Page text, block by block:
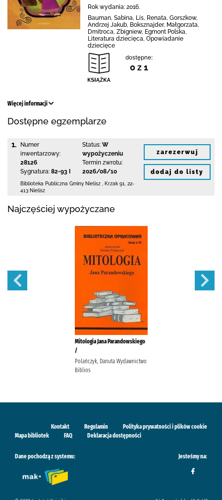
Rok wydania: 2016.
Bauman, Sabina, Lis, Renata, Gorszkow,
Andrzej Jakub, Boksznajder, Małgorzata,
Dmitroca, Zbigniew, Egmont Polska,
Literatura dziecięca, Opowiadanie
dziecięce
dostępne:
0 z 1
Więcej informacji
Dostępne egzemplarze
1.
Numer
inwentarzowy:
28126
Sygnatura: 82-93 I
Status: W
wypożyczeniu
Termin zwrotu:
2026/08/10
Biblioteka Publiczna Gminy Nielisz Krzak 91
22-
413 Nielisz
zarezerwuj
dodaj do listy
Najczęściej wypożyczane
Mitologia Jana Parandowskiego
/
Polańczyk, Danuta Wydawnictwo
Biblios
Kontakt Regulamin
Polityka prywatności i plików cookie
Mapa bibliotek
FAQ Deklaracja dostępności
Dane pochodzą z systemu: Jesteśmy na: